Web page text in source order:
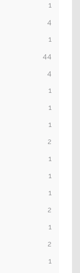
1
4
1
44
4
1
1
1
2
1
1
1
2
1
2
1